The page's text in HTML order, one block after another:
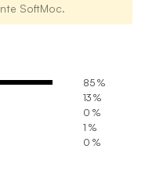
SoftMoc.
85 %
13 %
0 %
1 %
0 %